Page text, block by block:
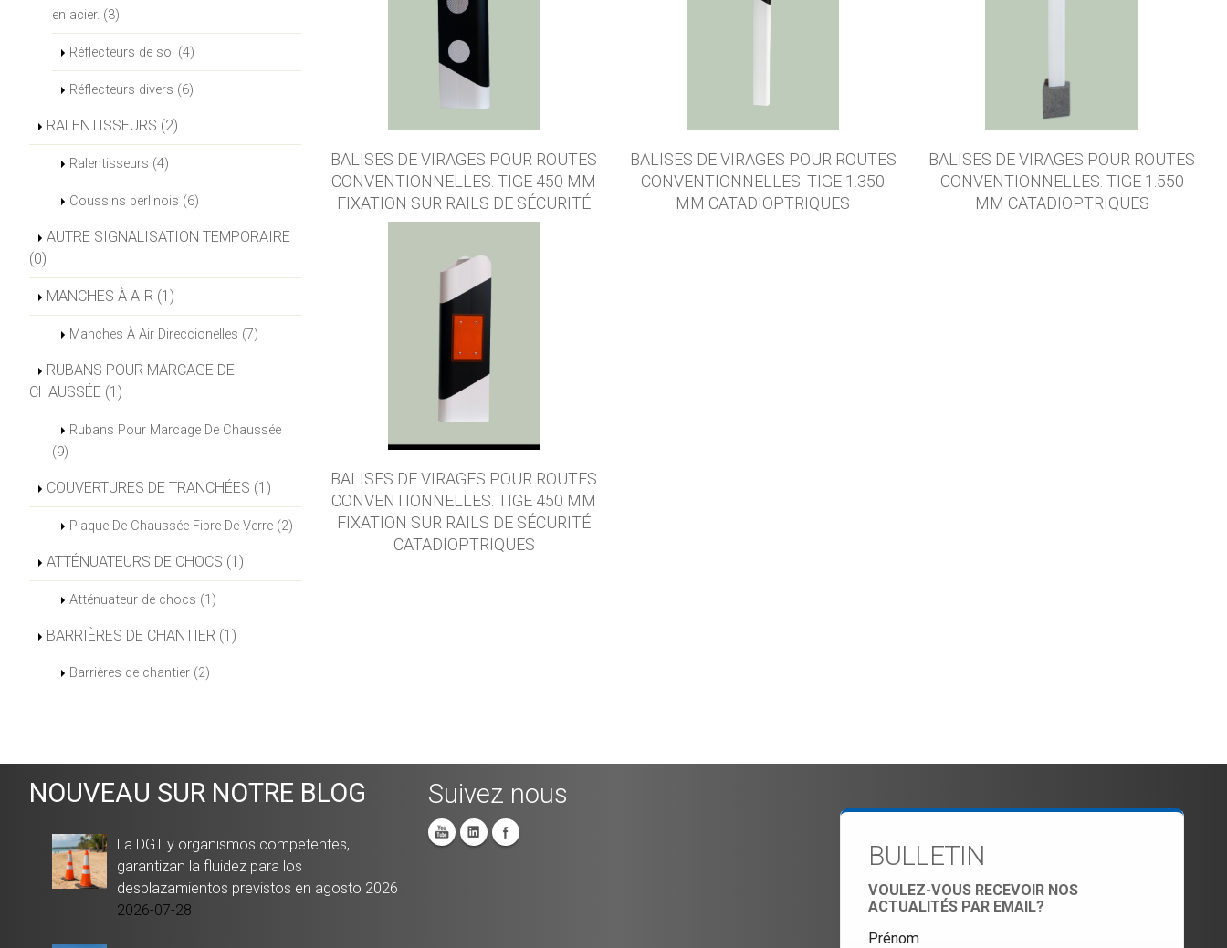
en acier. (3)
Réflecteurs de sol (4)
Réflecteurs divers (6)
RALENTISSEURS (2)
Ralentisseurs (4)
Coussins berlinois (6)
AUTRE SIGNALISATION TEMPORAIRE
(0)
MANCHES À AIR (1)
Manches À Air Direccionelles (7)
RUBANS POUR MARCAGE DE
CHAUSSÉE (1)
Rubans Pour Marcage De Chaussée
(9)
COUVERTURES DE TRANCHÉES (1)
Plaque De Chaussée Fibre De Verre (2)
ATTÉNUATEURS DE CHOCS (1)
Atténuateur de chocs (1)
BARRIÈRES DE CHANTIER (1)
Barrières de chantier (2)
BALISES DE VIRAGES POUR ROUTES
CONVENTIONNELLES. TIGE 450 MM
FIXATION SUR RAILS DE SÉCURITÉ
BALISES DE VIRAGES POUR ROUTES
CONVENTIONNELLES. TIGE 1.350
MM CATADIOPTRIQUES
BALISES DE VIRAGES POUR ROUTES
CONVENTIONNELLES. TIGE 1.550
MM CATADIOPTRIQUES
BALISES DE VIRAGES POUR ROUTES
CONVENTIONNELLES. TIGE 450 MM
FIXATION SUR RAILS DE SÉCURITÉ
CATADIOPTRIQUES
NOUVEAU SUR NOTRE BLOG
La DGT y organismos competentes,
garantizan la fluidez para los
desplazamientos previstos en agosto 2026
2026-07-28
Suivez nous
BULLETIN
VOULEZ-VOUS RECEVOIR NOS
ACTUALITÉS PAR EMAIL?
Prénom